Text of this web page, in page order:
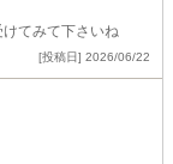
てみて下さいね
[投稿日] 2026/06/22